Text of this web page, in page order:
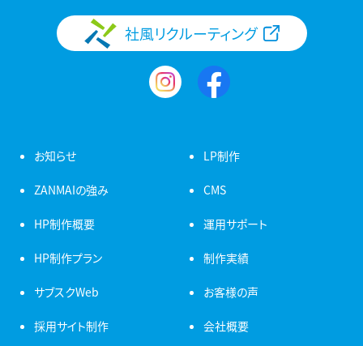
社風リクルーティング
お知らせ
ZANMAIの強み
HP制作概要
HP制作プラン
サブスクWeb
採用サイト制作
LP制作
CMS
運用サポート
制作実績
お客様の声
会社概要